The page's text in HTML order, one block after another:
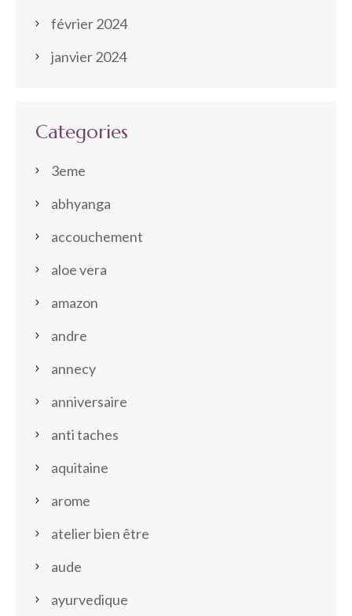
février 2024
janvier 2024
Categories
3eme
abhyanga
accouchement
aloe vera
amazon
andre
annecy
anniversaire
anti taches
aquitaine
arome
atelier bien être
aude
ayurvedique